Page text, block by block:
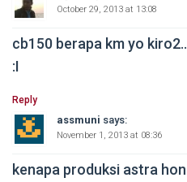
October 29, 2013 at 13:08
cb150 berapa km yo kiro2..
:I
Reply
assmuni says:
November 1, 2013 at 08:36
kenapa produksi astra